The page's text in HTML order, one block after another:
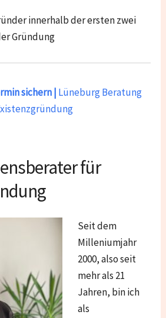
innerhalb der ersten zwei
Gründung
sichern | Lüneburg Beratung
für
Seit dem
Milleniumjahr
2000, also seit
mehr als 21
Jahren, bin ich
als